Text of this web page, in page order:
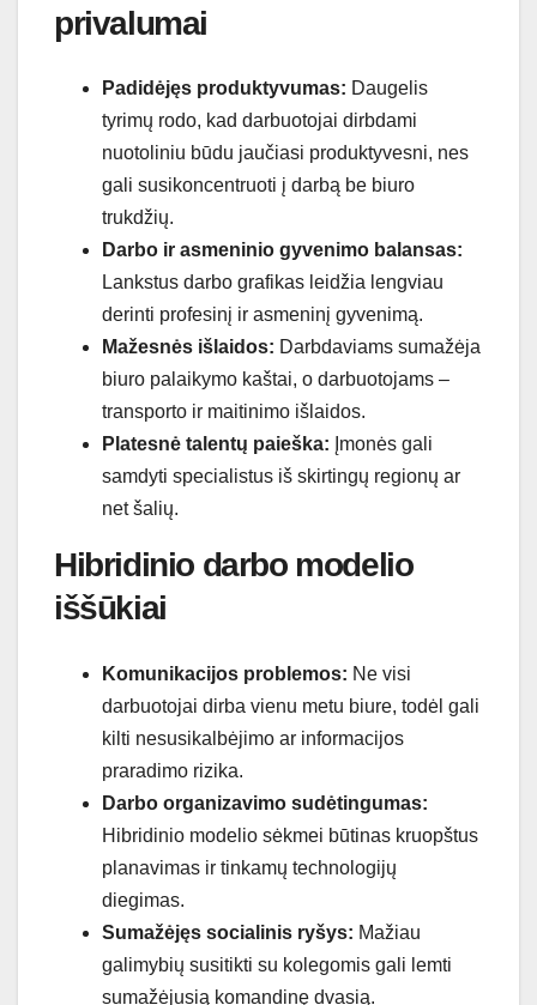
privalumai
Padidėjęs produktyvumas: Daugelis
tyrimų rodo, kad darbuotojai dirbdami
nuotoliniu būdu jaučiasi produktyvesni, nes
gali susikoncentruoti į darbą be biuro
trukdžių.
Darbo ir asmeninio gyvenimo balansas:
Lankstus darbo grafikas leidžia lengviau
derinti profesinį ir asmeninį gyvenimą.
Mažesnės išlaidos: Darbdaviams sumažėja
biuro palaikymo kaštai, o darbuotojams –
transporto ir maitinimo išlaidos.
Platesnė talentų paieška: Įmonės gali
samdyti specialistus iš skirtingų regionų ar
net šalių.
Hibridinio darbo modelio
iššūkiai
Komunikacijos problemos: Ne visi
darbuotojai dirba vienu metu biure, todėl gali
kilti nesusikalbėjimo ar informacijos
praradimo rizika.
Darbo organizavimo sudėtingumas:
Hibridinio modelio sėkmei būtinas kruopštus
planavimas ir tinkamų technologijų
diegimas.
Sumažėjęs socialinis ryšys: Mažiau
galimybių susitikti su kolegomis gali lemti
sumažėjusią komandinę dvasią.